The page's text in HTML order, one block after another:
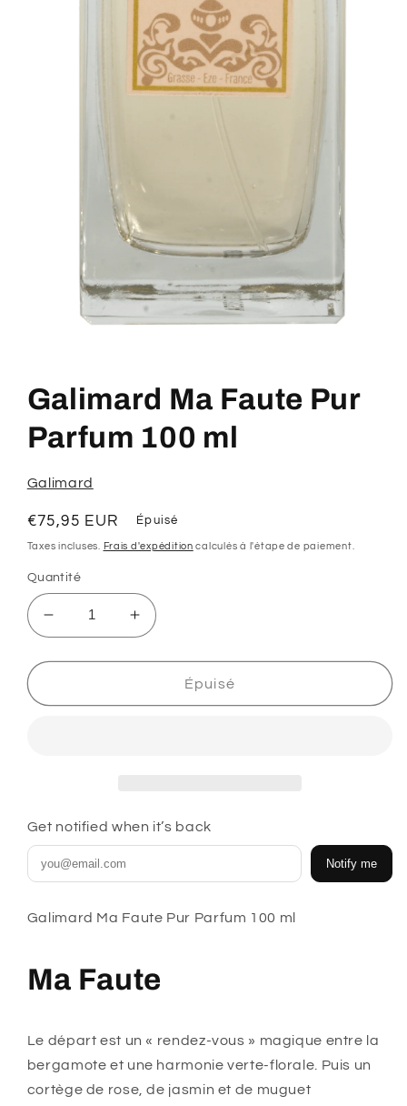
média
1
dans
une
fenêtre
Galimard Ma Faute Pur
Parfum 100 ml
Galimard
Prix
habituel
€75,95 EUR Épuisé
Taxes incluses. Frais d'expédition calculés à l'étape de paiement.
Quantité
Réduire
la
quantité
Galimard
ml
Augmenter
la
quantité
Galimard
ml
Épuisé
Get notified when it’s back
Notify me
Galimard Ma Faute Pur Parfum 100 ml
Ma Faute
Le départ est un « rendez-vous » magique entre la
bergamote et une harmonie verte-florale. Puis un
cortège de rose, de jasmin et de muguet